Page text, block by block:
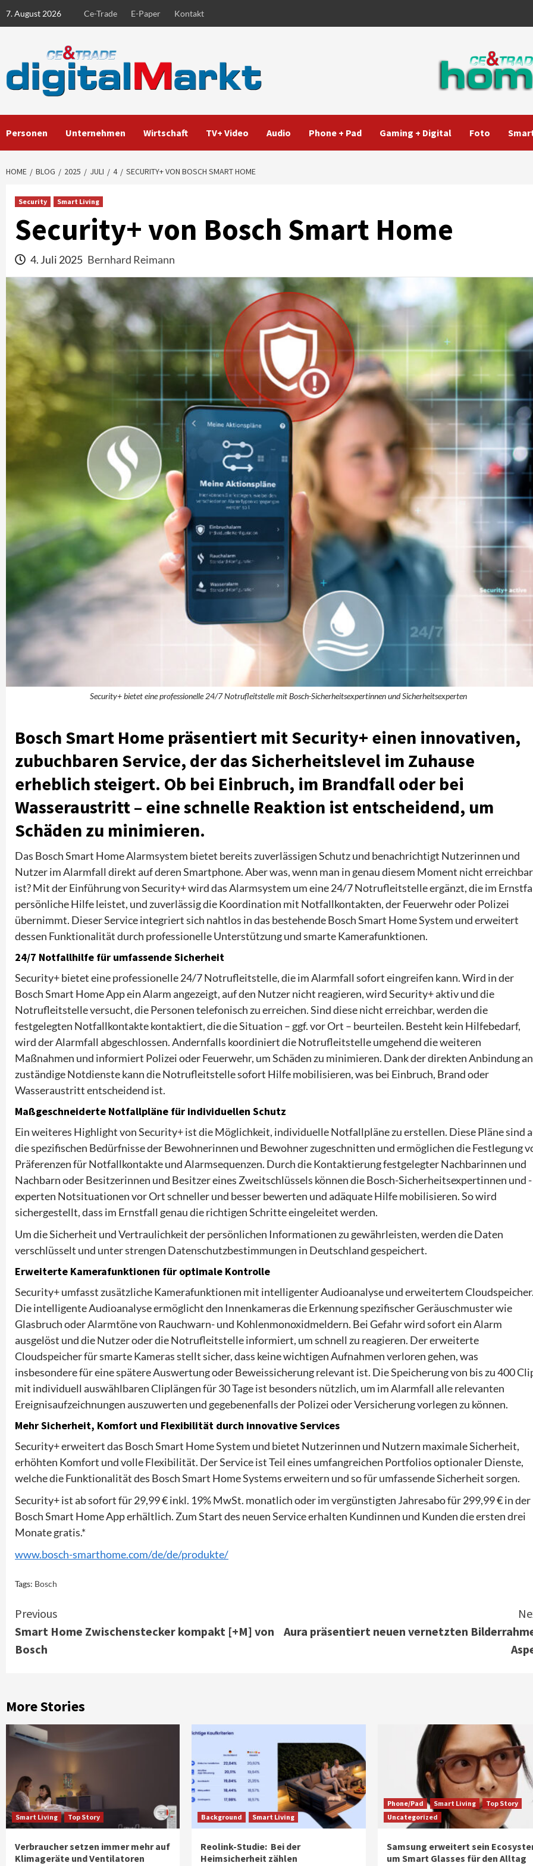
7. August 2026 Ce-Trade E-Paper Kontakt
Personen Unternehmen Wirtschaft TV+ Video Audio Phone + Pad Gaming + Digital Foto
HOME BLOG 2025 JULI 4 SECURITY+ VON BOSCH SMART HOME
Security Smart Living
Security+ von Bosch Smart Home
4. Juli 2025 Bernhard Reimann
Security+ bietet eine professionelle 24/7 Notrufleitstelle mit Bosch-Sicherheitsexpertinnen und Sicherheitsexperten
Bosch Smart Home präsentiert mit Security+ einen innovativen,
zubuchbaren Service, der das Sicherheitslevel im Zuhause
erheblich steigert. Ob bei Einbruch, im Brandfall oder bei
Wasseraustritt – eine schnelle Reaktion ist entscheidend, um
Schäden zu minimieren.
Das Bosch Smart Home Alarmsystem bietet bereits zuverlässigen Schutz und benachrichtigt Nutzerinnen und
Nutzer im Alarmfall direkt auf deren Smartphone. Aber was, wenn man in genau diesem Moment nicht erreichbar
ist? Mit der Einführung von Security+ wird das Alarmsystem um eine 24/7 Notrufleitstelle ergänzt, die im
persönliche Hilfe leistet, und zuverlässig die Koordination mit Notfallkontakten, der Feuerwehr oder Polizei
übernimmt. Dieser Service integriert sich nahtlos in das bestehende Bosch Smart Home System und erweitert
dessen Funktionalität durch professionelle Unterstützung und smarte Kamerafunktionen.
24/7 Notfallhilfe für umfassende Sicherheit
Security+ bietet eine professionelle 24/7 Notrufleitstelle, die im Alarmfall sofort eingreifen kann. Wird in der
Bosch Smart Home App ein Alarm angezeigt, auf den Nutzer nicht reagieren, wird Security+ aktiv und die
Notrufleitstelle versucht, die Personen telefonisch zu erreichen. Sind diese nicht erreichbar, werden die
festgelegten Notfallkontakte kontaktiert, die die Situation – ggf. vor Ort – beurteilen. Besteht kein Hilfebedarf,
wird der Alarmfall abgeschlossen. Andernfalls koordiniert die Notrufleitstelle umgehend die weiteren
Maßnahmen und informiert Polizei oder Feuerwehr, um Schäden zu minimieren. Dank der direkten Anbindung an
zuständige Notdienste kann die Notrufleitstelle sofort Hilfe mobilisieren, was bei Einbruch, Brand oder
Wasseraustritt entscheidend ist.
Maßgeschneiderte Notfallpläne für individuellen Schutz
Ein weiteres Highlight von Security+ ist die Möglichkeit, individuelle Notfallpläne zu erstellen. Diese Pläne sind
die spezifischen Bedürfnisse der Bewohnerinnen und Bewohner zugeschnitten und ermöglichen die Festlegung
Präferenzen für Notfallkontakte und Alarmsequenzen. Durch die Kontaktierung festgelegter Nachbarinnen und
Nachbarn oder Besitzerinnen und Besitzer eines Zweitschlüssels können die Bosch-Sicherheitsexpertinnen und -
experten Notsituationen vor Ort schneller und besser bewerten und adäquate Hilfe mobilisieren. So wird
sichergestellt, dass im Ernstfall genau die richtigen Schritte eingeleitet werden.
Um die Sicherheit und Vertraulichkeit der persönlichen Informationen zu gewährleisten, werden die Daten
verschlüsselt und unter strengen Datenschutzbestimmungen in Deutschland gespeichert.
Erweiterte Kamerafunktionen für optimale Kontrolle
Security+ umfasst zusätzliche Kamerafunktionen mit intelligenter Audioanalyse und erweitertem Cloudspeicher.
Die intelligente Audioanalyse ermöglicht den Innenkameras die Erkennung spezifischer Geräuschmuster wie
Glasbruch oder Alarmtöne von Rauchwarn- und Kohlenmonoxidmeldern. Bei Gefahr wird sofort ein Alarm
ausgelöst und die Nutzer oder die Notrufleitstelle informiert, um schnell zu reagieren. Der erweiterte
Cloudspeicher für smarte Kameras stellt sicher, dass keine wichtigen Aufnahmen verloren gehen, was
insbesondere für eine spätere Auswertung oder Beweissicherung relevant ist. Die Speicherung von bis zu 400
mit individuell auswählbaren Cliplängen für 30 Tage ist besonders nützlich, um im Alarmfall alle relevanten
Ereignisaufzeichnungen auszuwerten und gegebenenfalls der Polizei oder Versicherung vorlegen zu können.
Mehr Sicherheit, Komfort und Flexibilität durch innovative Services
Security+ erweitert das Bosch Smart Home System und bietet Nutzerinnen und Nutzern maximale Sicherheit,
erhöhten Komfort und volle Flexibilität. Der Service ist Teil eines umfangreichen Portfolios optionaler Dienste,
welche die Funktionalität des Bosch Smart Home Systems erweitern und so für umfassende Sicherheit sorgen.
Security+ ist ab sofort für 29,99 € inkl. 19% MwSt. monatlich oder im vergünstigten Jahresabo für 299,99 € in der
Bosch Smart Home App erhältlich. Zum Start des neuen Service erhalten Kundinnen und Kunden die ersten drei
Monate gratis.*
www.bosch-smarthome.com/de/de/produkte/
Tags: Bosch
Continue
Reading
Previous
Smart Home Zwischenstecker kompakt [+M] von
Bosch
Aura präsentiert neuen vernetzten
More Stories
Smart Living Top Story
Verbraucher setzen immer mehr auf
Klimageräte und Ventilatoren
Background Smart Living
Reolink-Studie: Bei der
Heimsicherheit zählen
Phone/Pad Smart Living
Top Story
Uncategorized
Samsung erweitert sein
um Smart Glasses für den Alltag